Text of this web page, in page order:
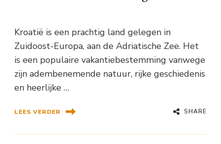
Kroatië is een prachtig land gelegen in
Zuidoost-Europa, aan de Adriatische Zee. Het
is een populaire vakantiebestemming vanwege
zijn adembenemende natuur, rijke geschiedenis
en heerlijke …
LEES VERDER SHARE